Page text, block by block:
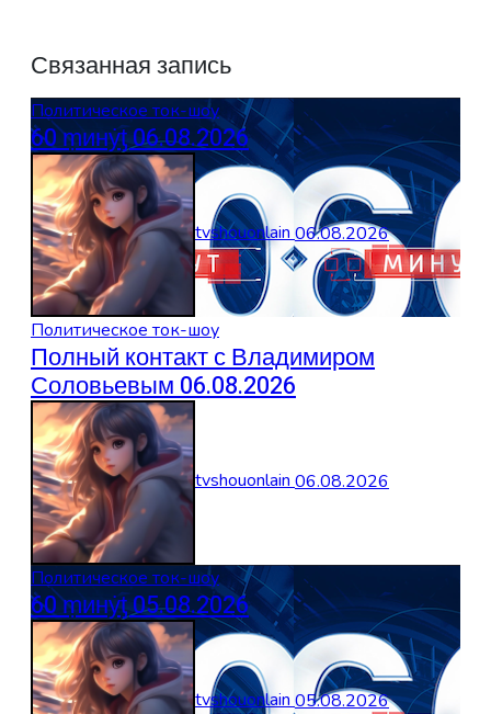
Связанная запись
Политическое ток-шоу
60 ṃинẏƫ 06.08.2026
tvshouonlain06.08.2026
Политическое ток-шоу
Полный контакт с Владимиром
Соловьевым 06.08.2026
tvshouonlain06.08.2026
Политическое ток-шоу
60 ṃинẏƫ 05.08.2026
tvshouonlain05.08.2026